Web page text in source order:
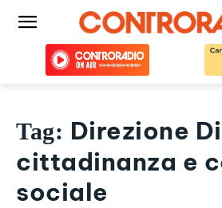
Tag: Direzione
cittadinanza e
sociale